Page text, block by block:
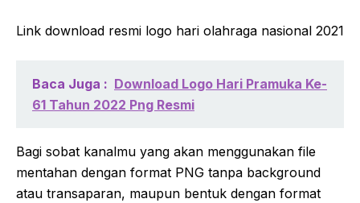
Link download resmi logo hari olahraga nasional 2021
Baca Juga : Download Logo Hari Pramuka Ke-
61 Tahun 2022 Png Resmi
Bagi sobat kanalmu yang akan menggunakan file
mentahan dengan format PNG tanpa background
atau transaparan, maupun bentuk dengan format